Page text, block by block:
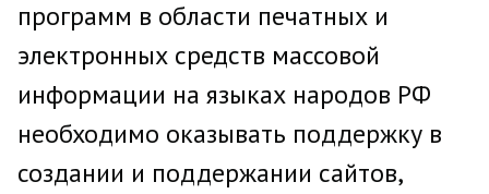
программ в области печатных и
электронных средств массовой
информации на языках народов РФ
необходимо оказывать поддержку в
создании и поддержании сайтов,